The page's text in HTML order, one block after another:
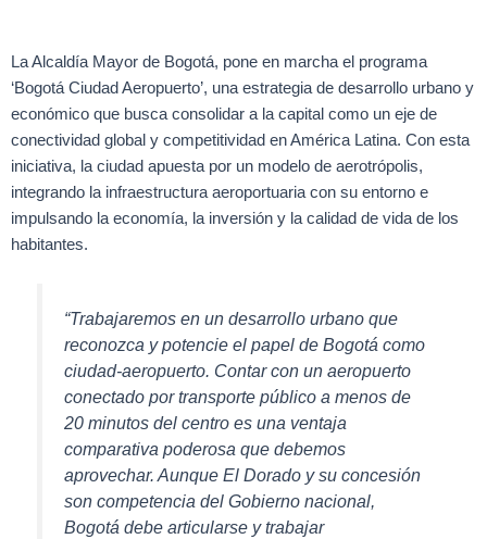
La Alcaldía Mayor de Bogotá, pone en marcha el programa
‘Bogotá Ciudad Aeropuerto’, una estrategia de desarrollo urbano y
económico que busca consolidar a la capital como un eje de
conectividad global y competitividad en América Latina. Con esta
iniciativa, la ciudad apuesta por un modelo de aerotrópolis,
integrando la infraestructura aeroportuaria con su entorno e
impulsando la economía, la inversión y la calidad de vida de los
habitantes.
“Trabajaremos en un desarrollo urbano que
reconozca y potencie el papel de Bogotá como
ciudad-aeropuerto. Contar con un aeropuerto
conectado por transporte público a menos de
20 minutos del centro es una ventaja
comparativa poderosa que debemos
aprovechar. Aunque El Dorado y su concesión
son competencia del Gobierno nacional,
Bogotá debe articularse y trabajar